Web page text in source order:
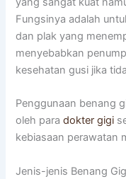
Fungsinya adalah
dan plak yang
menyebabkan
kesehatan gusi jika
Penggunaan benang
oleh paradokter gigi
kebiasaan perawatan
Jenis-jenis Benang